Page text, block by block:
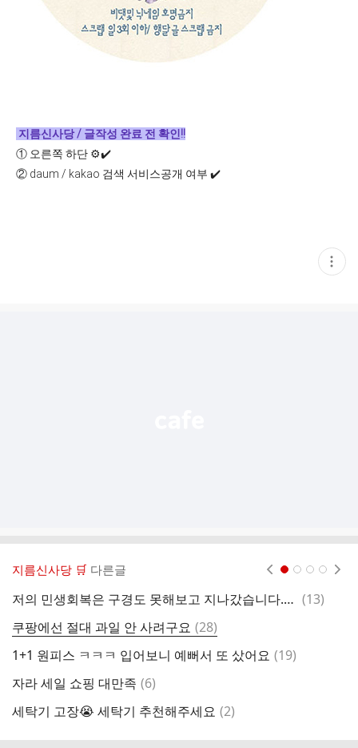
지름신사당 / 글작성 완료 전 확인!!
① 오른쪽 하단 ⚙️✔️
② daum / kakao 검색 서비스공개 여부 ✔️
현
재
지름신사당 🛒 다른글
저의 민생회복은 구경도 못해보고 지나갔습니다.ㅋㅋ 댓
(13)
쿠팡에선 절대 과일 안 사려구요 댓
글
(28)
1+1 원피스 ㅋㅋㅋ 입어보니 예뻐서 또 샀어요 댓
(19)
자라 세일 쇼핑 대만족 댓
(6)
세탁기 고장😭 세탁기 추천해주세요 댓
(2)